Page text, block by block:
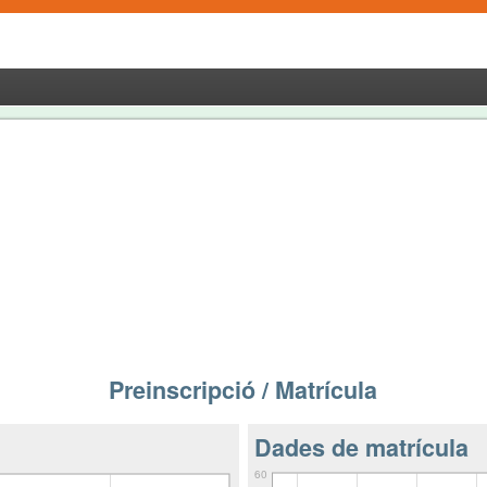
Preinscripció / Matrícula
Dades de matrícula
60